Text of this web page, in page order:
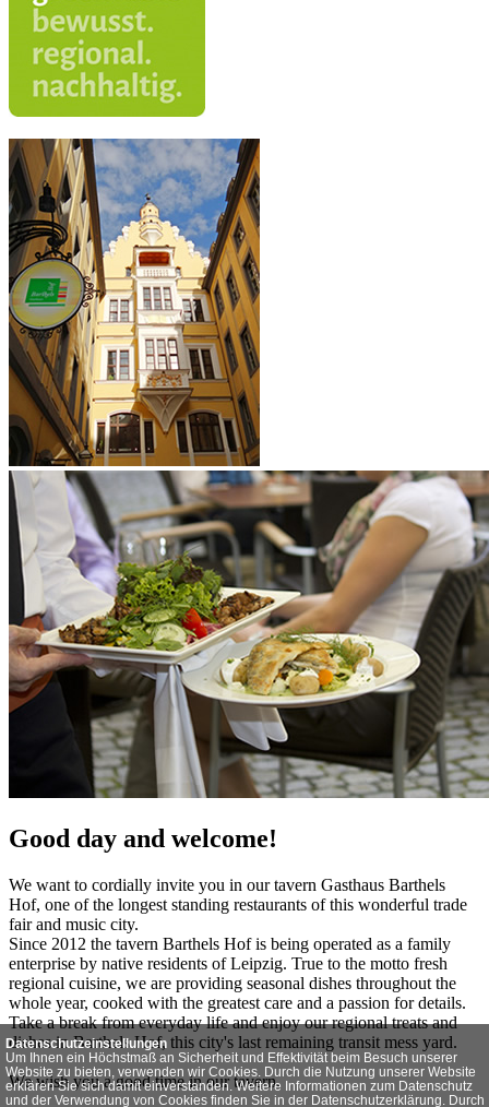
Datenschutzeinstellungen
Um Ihnen ein Höchstmaß an Sicherheit und Effektivität beim Besuch unserer
Website zu bieten, verwenden wir Cookies. Durch die Nutzung unserer Website
erklären Sie sich damit einverstanden. Weitere Informationen zum Datenschutz
und der Verwendung von Cookies finden Sie in der Datenschutzerklärung. Durch
Good day and welcome!
We want to cordially invite you in our tavern Gasthaus Barthels
Hof, one of the longest standing restaurants of this wonderful trade
fair and music city.
Since 2012 the tavern Barthels Hof is being operated as a family
enterprise by native residents of Leipzig. True to the motto fresh
regional cuisine, we are providing seasonal dishes throughout the
whole year, cooked with the greatest care and a passion for details.
Take a break from everyday life and enjoy our regional treats and
dishes in Barthels Hof, this city's last remaining transit mess yard.
We wish you a good time in our tavern.